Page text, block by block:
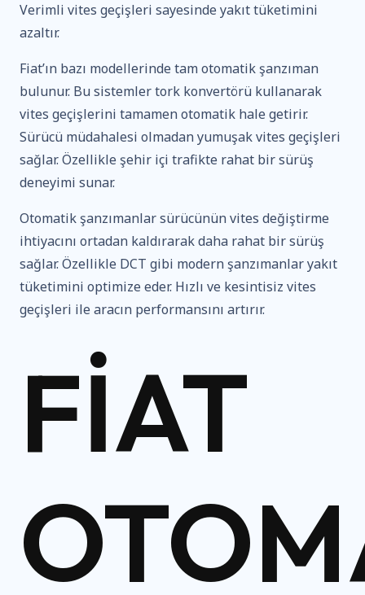
Verimli vites geçişleri sayesinde yakıt tüketimini
azaltır.
Fiat’ın bazı modellerinde tam otomatik şanzıman
bulunur. Bu sistemler tork konvertörü kullanarak
vites geçişlerini tamamen otomatik hale getirir.
Sürücü müdahalesi olmadan yumuşak vites geçişleri
sağlar. Özellikle şehir içi trafikte rahat bir sürüş
deneyimi sunar.
Otomatik şanzımanlar sürücünün vites değiştirme
ihtiyacını ortadan kaldırarak daha rahat bir sürüş
sağlar. Özellikle DCT gibi modern şanzımanlar yakıt
tüketimini optimize eder. Hızlı ve kesintisiz vites
geçişleri ile aracın performansını artırır.
FIAT